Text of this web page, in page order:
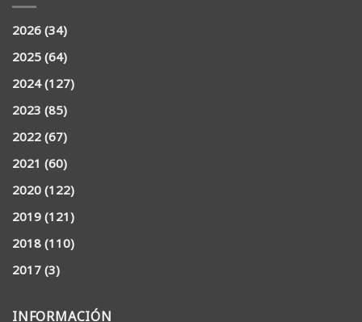
2026(34)
2025(64)
2024(127)
2023(85)
2022(67)
2021 (60)
2020(122)
2019(121)
2018(110)
2017(3)
INFORMACIÓN